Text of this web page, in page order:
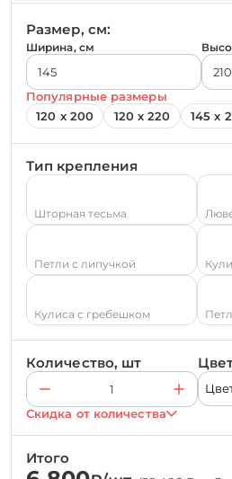
Размер, см:
Ширина, см
Популярные размеры
120 х 200
120 х 220 145 х
Тип крепления
Шторная тесьма
Петли с липучкой
Кулиса с гребешком
Количество, шт
Скидка от количества
Итого